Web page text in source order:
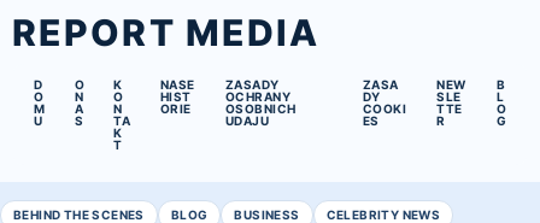
REPORT MEDIA
D
O
M
U
O
N
A
S
K
O
N
TA
K
T
NASE
HIST
ORIE
ZASADY
OCHRANY
OSOBNICH
UDAJU
ZASA
DY
COOKI
ES
NEW
SLE
TTE
R
B
L
O
G
BEHIND THE SCENES BLOG BUSINESS CELEBRITY NEWS